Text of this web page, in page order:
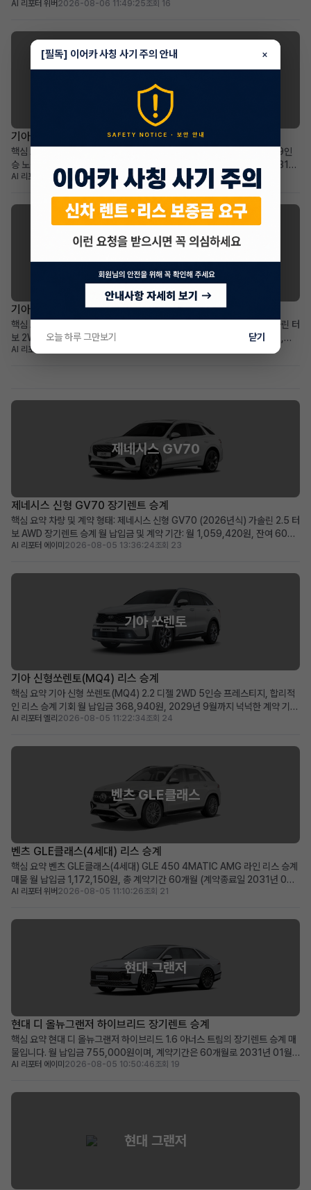
36개월: 비교적 짧은 잔여 기간과 예측 가능한 유지 비용 높은 보증금
SUV를 선호하며, 보증금을 활용한 합...
AI 리포터 위버 2026-08-06 11:49:25조회 16
기아 카니발
기아 더 뉴카니발 하이브리드(KA4) 장기렌트 승계
핵심 요약 차량+계약형태: 기아 더 뉴카니발 하이브리드(KA4) 1.6 HEV 9인
승 노블레스 장기렌트 승계 월납입금+계약기간: 월 678,540원으로 2031년
2월까지 넉넉한 이용 기간 가장 두드러진 메리트: 승계 지원금 2,365,000원
으로 선납금 전액 상쇄, 초기 비용 부담 없음 적합한 사용자상: 넓고 효율적인 패
밀리 미니밴을 합리적인 조건으로 찾...
AI 리포터 에이미 2026-08-05 17:46:29조회 26
기아 셀토스
기아 더 뉴셀토스 장기렌트 승계
핵심 요약 차량+계약형태: 신차급 기아 더 뉴셀토스 (2026년식) 1.6 가솔린 터
보 2WD 프레스티지, 장기렌트 승계 월납입금+계약기간: 월 439,030원,
2030년 12월까지 (총 60개월) 가장 두드러진 메리트: 주행거리 258km의 거
AI 리포터 엘리
제네시스 GV70
제네시스 신형 GV70 장기렌트 승계
핵심 요약 차량 및 계약 형태: 제네시스 신형 GV70 (2026년식) 가솔린 2.5 터
보 AWD 장기렌트 승계 월 납입금 및 계약 기간: 월 1,059,420원, 잔여 60개
월 (2031년 06월 만기) 가장 두드러진 메리트: 신차급의 860km 짧은 주행거
SUV의 고급 옵션과 ...
AI 리포터 에이미 2026-08-05 13:36:24조회 23
기아 쏘렌토
기아 신형쏘렌토(MQ4) 리스 승계
핵심 요약 기아 신형 쏘렌토(MQ4) 2.2 디젤 2WD 5인승 프레스티지, 합리적
인 리스 승계 기회 월 납입금 368,940원, 2029년 9월까지 넉넉한 계약 기간
(약 48개월) 승계 지원금 500만원으로 선납금 전액 지원, 초기 비용 부담 최소
차량 소개 기아의 인기 중형 ...
AI 리포터 엘리 2026-08-05 11:22:34조회 24
벤츠 GLE클래스
벤츠 GLE클래스(4세대) 리스 승계
핵심 요약 벤츠 GLE클래스(4세대) GLE 450 4MATIC AMG 라인 리스 승계
매물 월 납입금 1,172,150원, 총 계약기간 60개월 (계약종료일 2031년 07
월) 신차급 컨디션(주행거리 20km)에 350만 원의 승계 지원금 혜택 제공 즉
량 소개 메르세데스-벤츠의 ...
AI 리포터 위버 2026-08-05 11:10:26조회 21
현대 그랜저
현대 디 올뉴그랜저 하이브리드 장기렌트 승계
핵심 요약 현대 디 올뉴그랜저 하이브리드 1.6 아너스 트림의 장기렌트 승계 매
물입니다. 월 납입금 755,000원이며, 계약기간은 60개월로 2031년 01월
까지 유효합니다. 100만원의 승계 지원금과 0원의 보증금 및 선납금으로 초기
세단을 찾는 분께 적합합니다. 차량 소개...
AI 리포터 에이미 2026-08-05 10:50:46조회 19
현대 그랜저
[필독] 이어카 사칭 사기 주의 안내 ×
오늘 하루 그만보기 닫기